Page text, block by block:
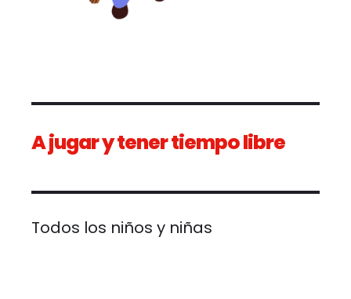
A jugar y tener tiempo libre
Todos los niños y niñas tiene